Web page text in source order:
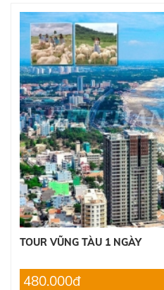
TOUR VŨNG TÀU 1 NGÀY
480.000đ